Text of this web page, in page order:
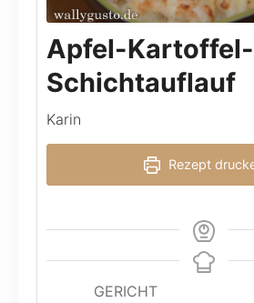
Apfel-Kartoffel-
Schichtauflauf
Karin
Rezept
GERICHT